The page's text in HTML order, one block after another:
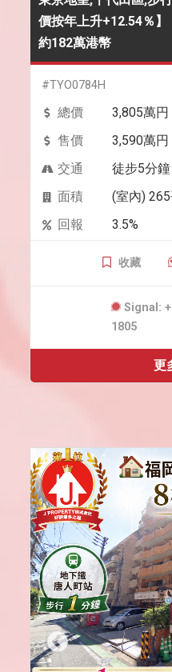
價按年上升+12.54％
約182萬港幣
#TYO0784H
總價
3,805萬
售價
3,590萬
交通
徒步5分
面積
(室內)
回報
3.5%
收藏
Signal:
1805
更